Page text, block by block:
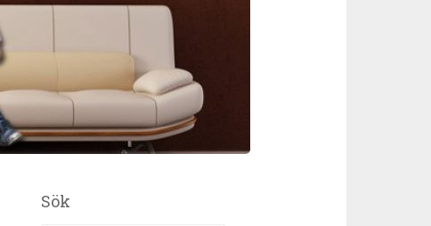
Sök